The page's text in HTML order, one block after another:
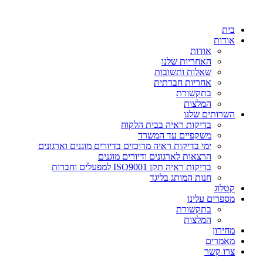
בית
אודות
אודות
האחריות שלנו
שאלות ותשובות
אחריות חברתית
בתקשורת
המלצות
השרותים שלנו
בדיקות ראיה בבית הלקוח
משקפיים עד המשרד
ימי בדיקות ראיה מרוכזים בדיורים מוגנים וארגונים
הרצאות לארגונים ודיורים מוגנים
בדיקות ראיה תקן ISO9001 למפעלים וחברות
חנות המותג בליגד
קטלוג
מספרים עלינו
בתקשורת
המלצות
מחירון
מאמרים
צרו קשר